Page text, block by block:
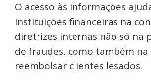
O acesso às informações
instituições financeiras na
diretrizes internas não só na
de fraudes, como também na
reembolsar clientes lesados.